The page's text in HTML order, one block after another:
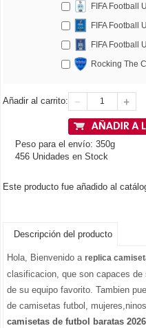
FIFA Football
FIFA Football
FIFA Football
Rocking The
Añadir al carrito:
Peso para el envío: 350g
456 Unidades en Stock
Este producto fue añadido al
Descripción del producto
Hola, Bienvenido a replica
clasificacion, que son capaces
de su equipo favorito. Tambien
de camisetas futbol,
camisetas de futbol baratas 2026